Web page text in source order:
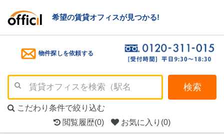
希望の賃貸オフィスが見つかる!
物件探しを依頼する
検索
こだわり条件で絞り込む
閲覧履歴(0) お気に入り (0)